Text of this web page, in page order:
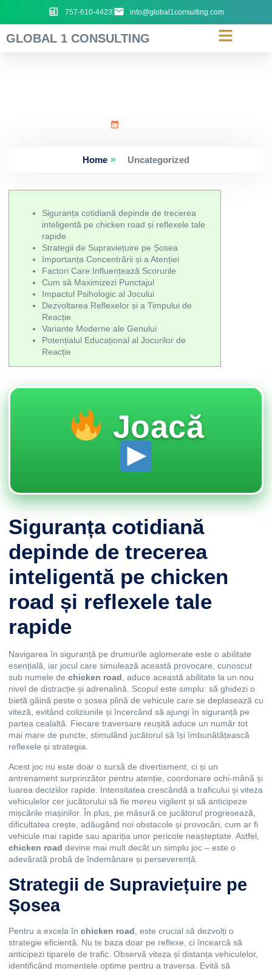
757-610-4423 info@global1consulting.com
GLOBAL 1 CONSULTING
Home Uncategorized
Siguranța cotidiană depinde de trecerea
inteligentă pe chicken road și reflexele tale
rapide
Strategii de Supraviețuire pe Șosea
Importanța Concentrării și a Atenției
Factori Care Influențează Scorurile
Cum să Maximizezi Punctajul
Impactul Psihologic al Jocului
Dezvoltarea Reflexelor și a Timpului de
Reacție
Variante Moderne ale Genului
Potențialul Educațional al Jocurilor de
Reacție
Joacă
Siguranța cotidiană
depinde de trecerea
inteligentă pe chicken
road și reflexele tale
rapide
Navigarea în siguranță pe drumurile aglomerate este o abilitate
esențială, iar jocul care simulează această provocare, cunoscut
sub numele de chicken road , aduce această abilitate la un nou
nivel de distracție și adrenalină. Scopul este simplu: să ghidezi o
bietă găină peste o șosea plină de vehicule care se deplasează cu
viteză, evitând coliziunile și încercând să ajungi în siguranță pe
partea cealaltă. Fiecare traversare reușită aduce un număr tot
mai mare de puncte, stimulând jucătorul să își îmbunătățească
reflexele și strategia.
Acest joc nu este doar o sursă de divertisment, ci și un
antrenament surprinzător pentru atenție, coordonare ochi-mână și
luarea deciziilor rapide. Intensitatea crescândă a traficului și viteza
vehiculelor cer jucătorului să fie mereu vigilent și să anticipeze
mișcările mașinilor. În plus, pe măsură ce jucătorul progresează,
dificultatea crește, adăugând noi obstacole și provocări, cum ar fi
vehicule mai rapide sau apariția unor pericole neașteptate. Astfel,
chicken road devine mai mult decât un simplu joc – este o
adevărată probă de îndemânare și perseverență.
Strategii de Supraviețuire pe
Șosea
Pentru a excela în chicken road , este crucial să dezvolți o
strategie eficientă. Nu te baza doar pe reflexe, ci încearcă să
anticipezi tiparele de trafic. Observă viteza și distanța vehiculelor,
identificând momentele optime pentru a traversa. Evită să